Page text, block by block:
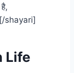
shayari]
Life